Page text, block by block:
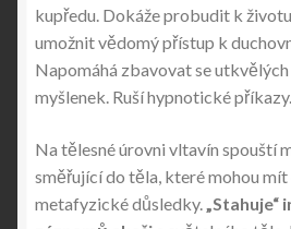
kupředu. Dokáže probudit k
umožnit vědomý přístup k
Napomáhá zbavovat se utkvělých
myšlenek. Ruší hypnotické příkazy.
Na tělesné úrovni vltavín spouští
směřující do těla, které mohou
metafyzické důsledky.„Stahuje“